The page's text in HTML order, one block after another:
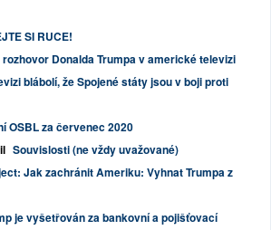
SI RUCE!
Donalda Trumpa v americké televizi
blábolí, že Spojené státy jsou v boji proti
OSBL za červenec 2020
Souvislosti (ne vždy uvažované)
Jak zachránit Ameriku: Vyhnat Trumpa z
je vyšetřován za bankovní a pojišťovací